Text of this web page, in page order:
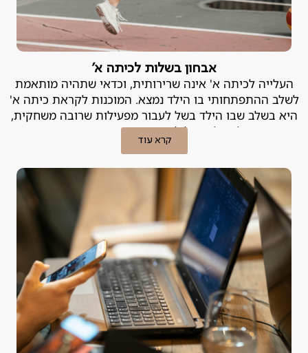
אבחון בשלות לכיתה א'
העלייה לכיתה א' אינה שרירותית, וכדאי שתהיה מותאמת
לשלב ההתפתחותי בו הילד נמצא. המוכנות לקראת כיתה א'
היא בשלב שבו הילד בשל לעבור מפעילות שרובה משחקית,
לפעילות של למידה מובנית ומסודרת.
קרא עוד